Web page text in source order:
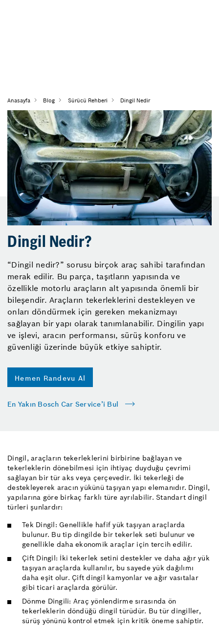
Anasayfa Blog Sürücü Rehberi Dingil Nedir
Dingil Nedir?
“Dingil nedir?” sorusu birçok araç sahibi tarafından
merak edilir. Bu parça, taşıtların yapısında ve
özellikle motorlu araçların alt yapısında önemli bir
bileşendir. Araçların tekerleklerini destekleyen ve
onları döndürmek için gereken mekanizmayı
sağlayan bir yapı olarak tanımlanabilir. Dingilin yapı
ve işlevi, aracın performansı, sürüş konforu ve
güvenliği üzerinde büyük etkiye sahiptir.
Hemen Randevu Al
En Yakın Bosch Car Service’i Bul
Dingil, araçların tekerleklerini birbirine bağlayan ve
tekerleklerin dönebilmesi için ihtiyaç duyduğu çevrimi
sağlayan bir tür aks veya çerçevedir. İki tekerleği de
destekleyerek aracın yükünü taşıyan yapı elemanıdır. Dingil,
yapılarına göre birkaç farklı türe ayrılabilir. Standart dingil
türleri şunlardır:
Tek Dingil: Genellikle hafif yük taşıyan araçlarda
bulunur. Bu tip dingilde bir tekerlek seti bulunur ve
genellikle daha ekonomik araçlar için tercih edilir.
Çift Dingil: İki tekerlek setini destekler ve daha ağır yük
taşıyan araçlarda kullanılır, bu sayede yük dağılımı
daha eşit olur. Çift dingil kamyonlar ve ağır vasıtalar
gibi ticari araçlarda görülür.
Dönme Dingili: Araç yönlendirme sırasında ön
tekerleklerin döndüğü dingil türüdür. Bu tür dingiller,
sürüş yönünü kontrol etmek için kritik öneme sahiptir.